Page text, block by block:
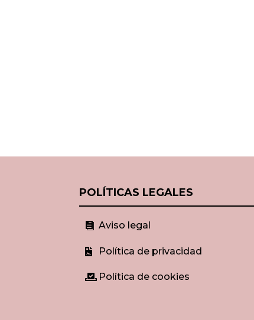
POLÍTICAS LEGALES
 Aviso legal
 Política de privacidad
 Política de cookies